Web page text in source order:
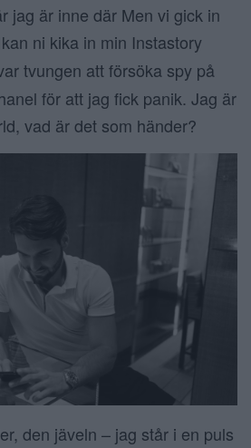
jag är inne där Men vi gick in
ni kika in min Instastory
tvungen att försöka spy på
för att jag fick panik. Jag är
vad är det som händer?
den jäveln – jag står i en puls